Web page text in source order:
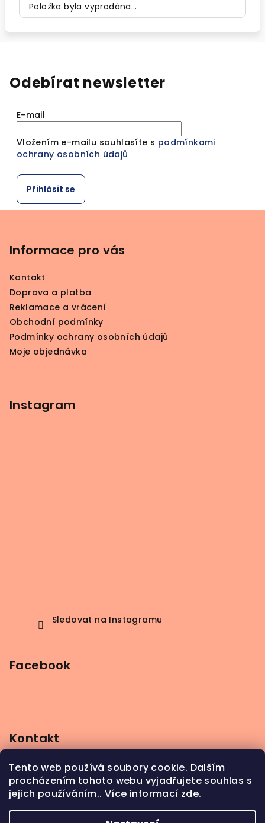
Tento web používá soubory cookie. Dalším
procházením tohoto webu vyjadřujete souhlas s
jejich používáním.. Více informací zde.
Položka byla vyprodána…
Odebírat newsletter
E-mail
Vložením e-mailu souhlasíte s podmínkami
ochrany osobních údajů
Přihlásit se
Informace pro vás
Kontakt
Doprava a platba
Reklamace a vrácení
Obchodní podmínky
Podmínky ochrany osobních údajů
Moje objednávka
Instagram
Sledovat na Instagramu
Facebook
Kontakt
info@beerbutik.cz
+420 606 123 111